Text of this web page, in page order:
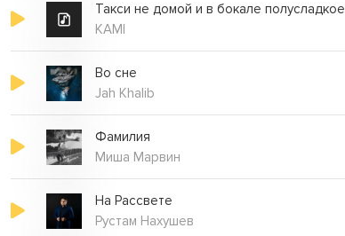
Такси не домой и в бокале полусладкое
KAMI
Во сне
Jah Khalib
Фамилия
Миша Марвин
На Рассвете
Рустам Нахушев